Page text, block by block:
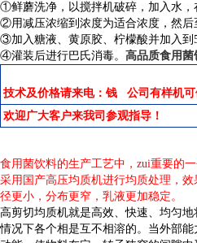
①鲜蘑洗净，以搅拌机破碎，加入水
②用减压浓缩到浓度为适合浓度，然
③加入糖液、黄原胶、柠檬酸并加入
④灌装后进行巴氏消毒。 高品质食用菌
技术及价格请来电：钱 公司有样机可
欢迎广大客户来我司参观指导！
食用菌饮料的生产工艺中，zui重要的
采用国产高压均质机进行均质处理，
径更小，分布更窄，乳液更加稳定。
高剪切均质机就是高效、快速、均匀
情况下各个相是互不相溶的。当外部